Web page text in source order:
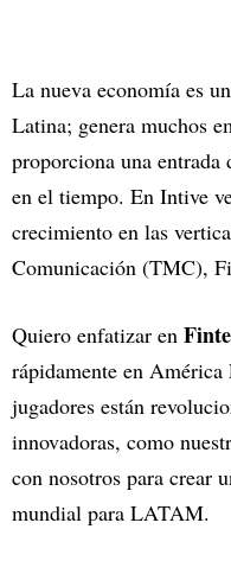
La nueva economía es
Latina; genera muchos
proporciona una entrada
en el tiempo. En Intive
crecimiento en las
Comunicación (TMC),
Quiero enfatizar en
rápidamente en
jugadores están
innovadoras, como
con nosotros para crear
mundial para LATAM.